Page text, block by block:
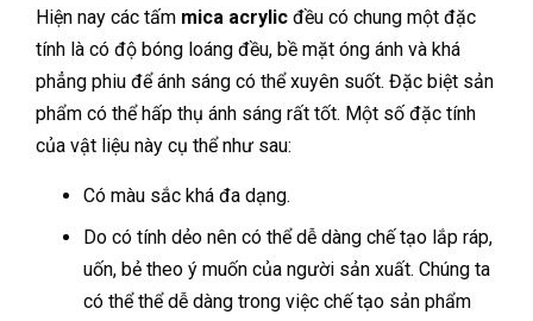
Hiện nay các tấm mica acrylic đều có chung một đặc
tính là có độ bóng loáng đều, bề mặt óng ánh và khá
phẳng phiu để ánh sáng có thể xuyên suốt. Đặc biệt sản
phẩm có thể hấp thụ ánh sáng rất tốt. Một số đặc tính
của vật liệu này cụ thể như sau:
Có màu sắc khá đa dạng.
Do có tính dẻo nên có thể dễ dàng chế tạo lắp ráp,
uốn, bẻ theo ý muốn của người sản xuất. Chúng ta
có thể thể dễ dàng trong việc chế tạo sản phẩm